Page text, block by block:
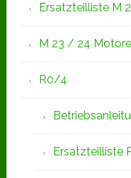
Ersatzteilliste M
M 23 / 24
R0/4
Ersatzteilliste